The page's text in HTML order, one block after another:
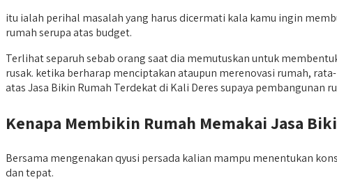
itu ialah perihal masalah yang harus dicermati kala kamu ingin
rumah serupa atas budget.
Terlihat separuh sebab orang saat dia memutuskan untuk
rusak. ketika berharap menciptakan ataupun merenovasi rumah,
atas Jasa Bikin Rumah Terdekat di Kali Deres supaya
Kenapa Membikin Rumah Memakai Jasa
Bersama mengenakan qyusi persada kalian mampu menentukan
dan tepat.